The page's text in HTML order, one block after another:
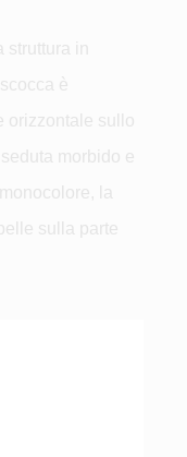
in
è
orizzontale sullo
morbido e
la
sulla parte